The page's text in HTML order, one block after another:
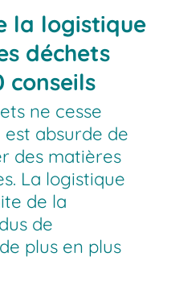
la logistique
déchets
conseils
ne cesse
absurde de
des matières
La logistique
de la
de
plus en plus